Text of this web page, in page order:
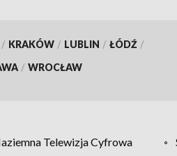
/ KRAKÓW / LUBLIN / ŁÓDŹ /
/ WROCŁAW
Telewizja Cyfrowa